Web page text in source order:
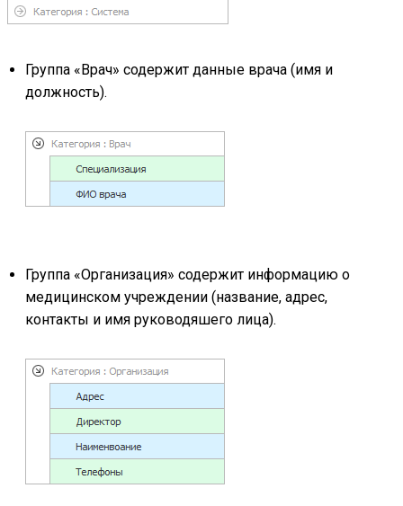
Группа «Врач» содержит данные врача (имя и
должность).
Группа «Организация» содержит информацию о
медицинском учреждении (название, адрес,
контакты и имя руководяшего лица).